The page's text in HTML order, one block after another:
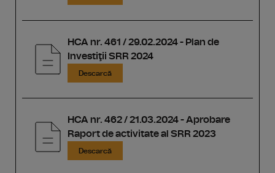
HCA nr. 461 / 29.02.2024 - Plan de
Investiţii SRR 2024
Descarcă
HCA nr. 462 / 21.03.2024 - Aprobare
Raport de activitate al SRR 2023
Descarcă